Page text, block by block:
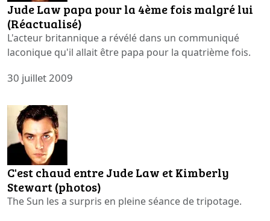
Jude Law papa pour la 4ème fois malgré lui
(Réactualisé)
L'acteur britannique a révélé dans un communiqué
laconique qu'il allait être papa pour la quatrième fois.
30 juillet 2009
C'est chaud entre Jude Law et Kimberly
Stewart (photos)
The Sun les a surpris en pleine séance de tripotage.